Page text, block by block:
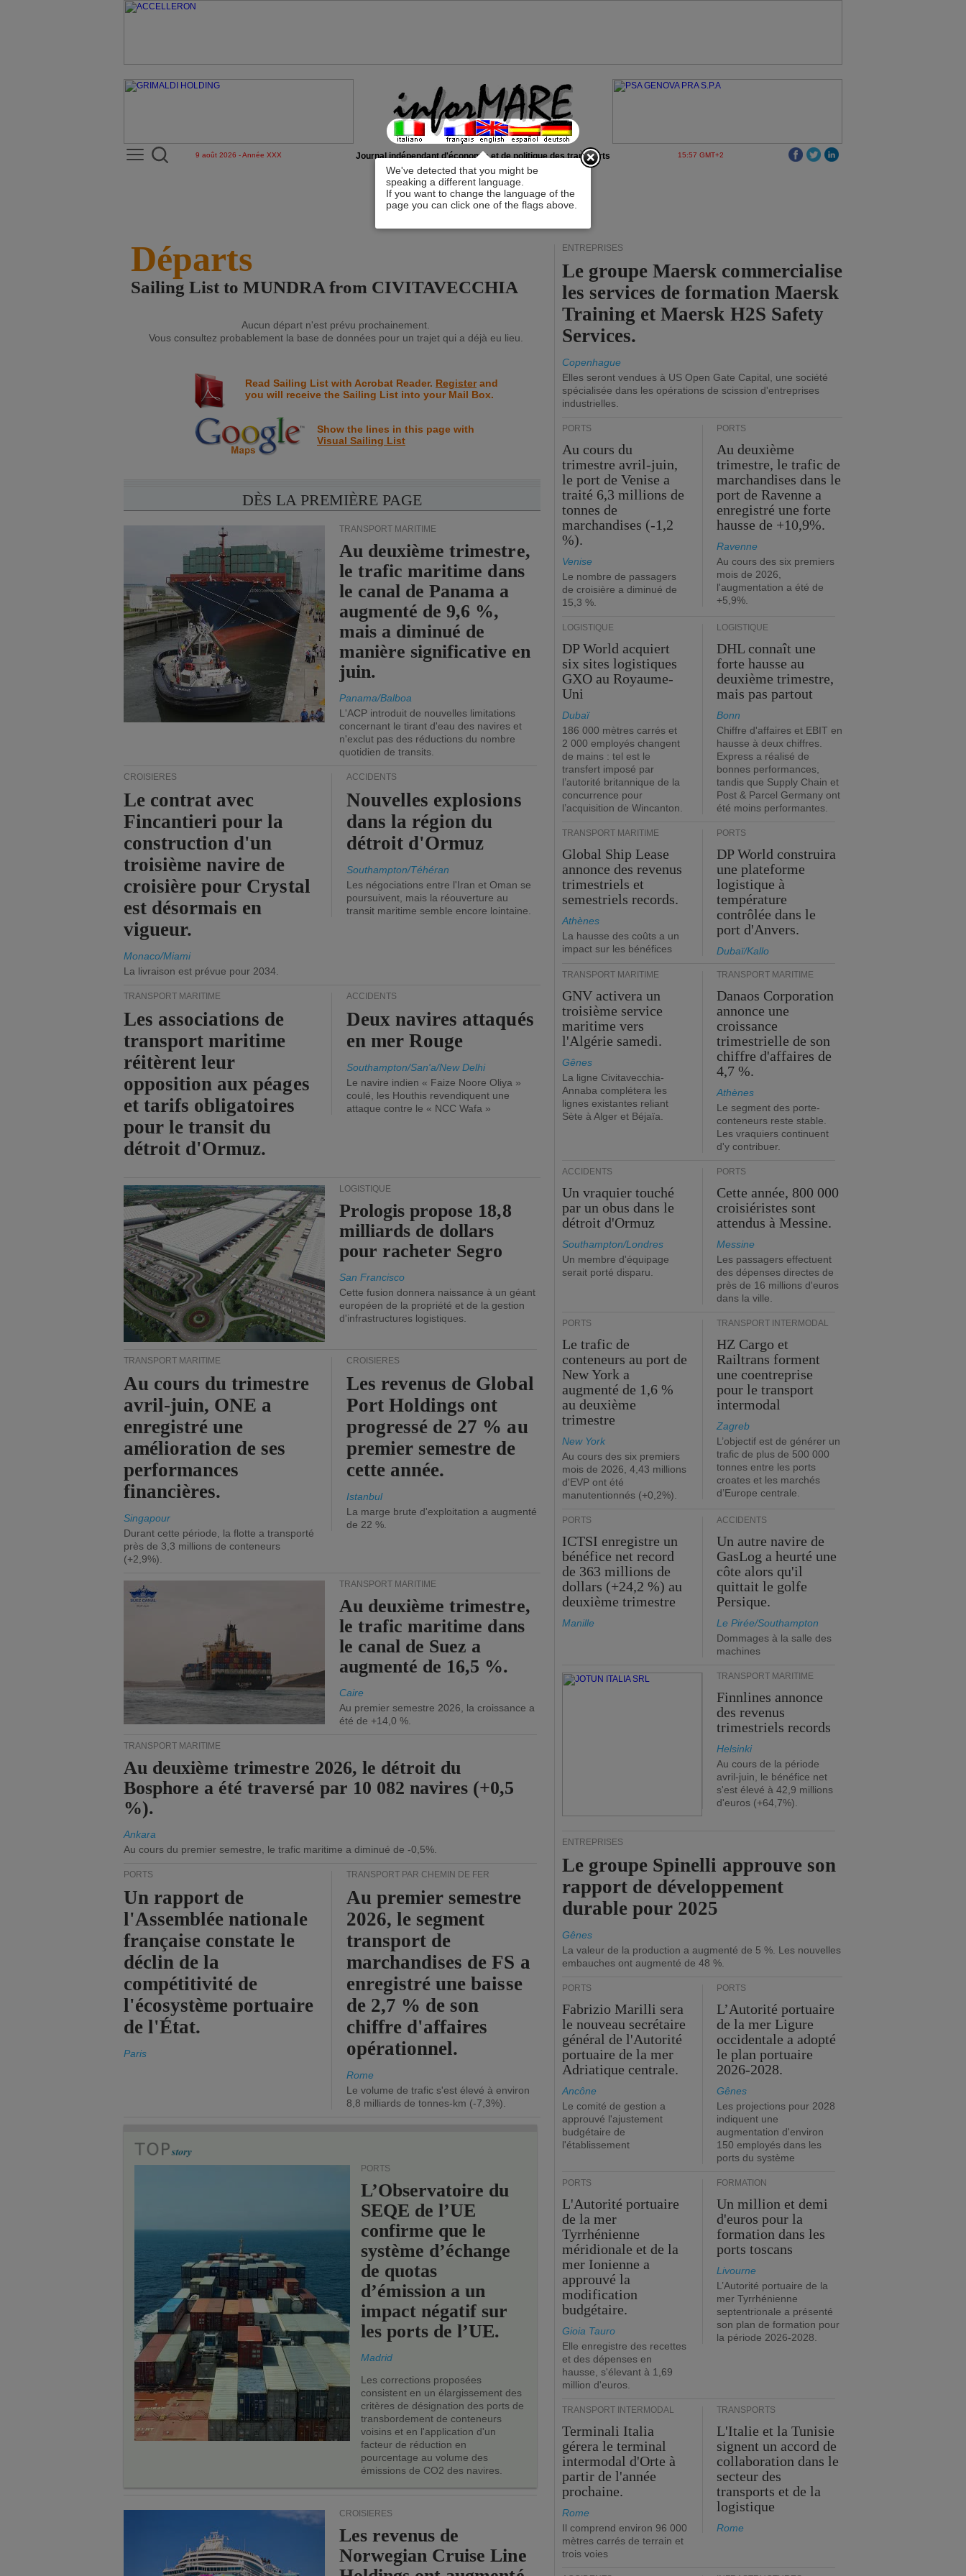
We've detected that you might be
speaking a different language.
If you want to change the language of the
page you can click one of the flags above.
x
9 août 2026 - Année XXX Journal indépendant d'économie et de politique des transports 15:57 GMT+2
Départs
Sailing List to MUNDRA from CIVITAVECCHIA
Aucun départ n'est prévu prochainement.
Vous consultez probablement la base de données pour un trajet qui a déjà eu lieu.
Read Sailing List with Acrobat Reader. Registerand
you will receive the Sailing List into your Mail Box.
Show the lines in this page with
Visual Sailing List
DÈS LA PREMIÈRE PAGE
TRANSPORT MARITIME
Au deuxième trimestre,
le trafic maritime dans
le canal de Panama a
augmenté de 9,6 %,
mais a diminué de
manière significative en
juin.
Panama/Balboa
L'ACP introduit de nouvelles limitations
concernant le tirant d'eau des navires et
n'exclut pas des réductions du nombre
quotidien de transits.
CROISIÈRES
Le contrat avec
Fincantieri pour la
construction d'un
troisième navire de
croisière pour Crystal
est désormais en
vigueur.
Monaco/Miami
La livraison est prévue pour 2034.
ACCIDENTS
Nouvelles explosions
dans la région du
détroit d'Ormuz
Southampton/Téhéran
Les négociations entre l'Iran et Oman se
poursuivent, mais la réouverture au
transit maritime semble encore lointaine.
TRANSPORT MARITIME
Les associations de
transport maritime
réitèrent leur
opposition aux péages
et tarifs obligatoires
pour le transit du
détroit d'Ormuz.
ACCIDENTS
Deux navires attaqués
en mer Rouge
Southampton/San'a/New Delhi
Le navire indien « Faize Noore Oliya »
coulé, les Houthis revendiquent une
attaque contre le « NCC Wafa »
LOGISTIQUE
Prologis propose 18,8
milliards de dollars
pour racheter Segro
San Francisco
Cette fusion donnera naissance à un géant
européen de la propriété et de la gestion
d'infrastructures logistiques.
TRANSPORT MARITIME
Au cours du trimestre
avril-juin, ONE a
enregistré une
amélioration de ses
performances
financières.
Singapour
Durant cette période, la flotte a transporté
près de 3,3 millions de conteneurs
(+2,9%).
CROISIÈRES
Les revenus de Global
Port Holdings ont
progressé de 27 % au
premier semestre de
cette année.
Istanbul
La marge brute d'exploitation a augmenté
de 22 %.
TRANSPORT MARITIME
Au deuxième trimestre,
le trafic maritime dans
le canal de Suez a
augmenté de 16,5 %.
Caire
Au premier semestre 2026, la croissance a
été de +14,0 %.
TRANSPORT MARITIME
Au deuxième trimestre 2026, le détroit du
Bosphore a été traversé par 10 082 navires (+0,5
%).
Ankara
Au cours du premier semestre, le trafic maritime a diminué de -0,5%.
PORTS
Un rapport de
l'Assemblée nationale
française constate le
déclin de la
compétitivité de
l'écosystème portuaire
de l'État.
Paris
TRANSPORT PAR CHEMIN DE FER
Au premier semestre
2026, le segment
transport de
marchandises de FS a
enregistré une baisse
de 2,7 % de son
chiffre d'affaires
opérationnel.
Rome
Le volume de trafic s'est élevé à environ
8,8 milliards de tonnes-km (-7,3%).
PORTS
L’Observatoire du
SEQE de l’UE
confirme que le
système d’échange
de quotas
d’émission a un
impact négatif sur
les ports de l’UE.
Madrid
Les corrections proposées
consistent en un élargissement des
critères de désignation des ports de
transbordement de conteneurs
voisins et en l'application d'un
facteur de réduction en
pourcentage au volume des
émissions de CO2 des navires.
CROISIÈRES
Les revenus de
Norwegian Cruise Line
ENTREPRISES
Le groupe Maersk commercialise
les services de formation Maersk
Training et Maersk H2S Safety
Services.
Copenhague
Elles seront vendues à US Open Gate Capital, une société
spécialisée dans les opérations de scission d'entreprises
industrielles.
PORTS
Au cours du
trimestre avril-juin,
le port de Venise a
traité 6,3 millions de
tonnes de
marchandises (-1,2
%).
Venise
Le nombre de passagers
de croisière a diminué de
15,3 %.
PORTS
Au deuxième
trimestre, le trafic de
marchandises dans le
port de Ravenne a
enregistré une forte
hausse de +10,9%.
Ravenne
Au cours des six premiers
mois de 2026,
l'augmentation a été de
+5,9%.
LOGISTIQUE
DP World acquiert
six sites logistiques
GXO au Royaume-
Uni
Dubaï
186 000 mètres carrés et
2 000 employés changent
de mains : tel est le
transfert imposé par
l’autorité britannique de la
concurrence pour
l’acquisition de Wincanton.
LOGISTIQUE
DHL connaît une
forte hausse au
deuxième trimestre,
mais pas partout
Bonn
Chiffre d'affaires et EBIT en
hausse à deux chiffres.
Express a réalisé de
bonnes performances,
tandis que Supply Chain et
Post & Parcel Germany ont
été moins performantes.
TRANSPORT MARITIME
Global Ship Lease
annonce des revenus
trimestriels et
semestriels records.
Athènes
La hausse des coûts a un
impact sur les bénéfices
PORTS
DP World construira
une plateforme
logistique à
température
contrôlée dans le
port d'Anvers.
Dubaï/Kallo
TRANSPORT MARITIME
GNV activera un
troisième service
maritime vers
l'Algérie samedi.
Gênes
La ligne Civitavecchia-
Annaba complétera les
lignes existantes reliant
Sète à Alger et Béjaïa.
TRANSPORT MARITIME
Danaos Corporation
annonce une
croissance
trimestrielle de son
chiffre d'affaires de
4,7 %.
Athènes
Le segment des porte-
conteneurs reste stable.
Les vraquiers continuent
d'y contribuer.
ACCIDENTS
Un vraquier touché
par un obus dans le
détroit d'Ormuz
Southampton/Londres
Un membre d'équipage
serait porté disparu.
PORTS
Cette année, 800 000
croisiéristes sont
attendus à Messine.
Messine
Les passagers effectuent
des dépenses directes de
près de 16 millions d'euros
dans la ville.
PORTS
Le trafic de
conteneurs au port de
New York a
augmenté de 1,6 %
au deuxième
trimestre
New York
Au cours des six premiers
mois de 2026, 4,43 millions
d'EVP ont été
manutentionnés (+0,2%).
TRANSPORT INTERMODAL
HZ Cargo et
Railtrans forment
une coentreprise
pour le transport
intermodal
Zagreb
L’objectif est de générer un
trafic de plus de 500 000
tonnes entre les ports
croates et les marchés
d’Europe centrale.
PORTS
ICTSI enregistre un
bénéfice net record
de 363 millions de
dollars (+24,2 %) au
deuxième trimestre
Manille
ACCIDENTS
Un autre navire de
GasLog a heurté une
côte alors qu'il
quittait le golfe
Persique.
Le Pirée/Southampton
Dommages à la salle des
machines
TRANSPORT MARITIME
Finnlines annonce
des revenus
trimestriels records
Helsinki
Au cours de la période
avril-juin, le bénéfice net
s'est élevé à 42,9 millions
d'euros (+64,7%).
ENTREPRISES
Le groupe Spinelli approuve son
rapport de développement
durable pour 2025
Gênes
La valeur de la production a augmenté de 5 %. Les nouvelles
embauches ont augmenté de 48 %.
PORTS
Fabrizio Marilli sera
le nouveau secrétaire
général de l'Autorité
portuaire de la mer
Adriatique centrale.
Ancône
Le comité de gestion a
approuvé l'ajustement
budgétaire de
l'établissement
PORTS
L’Autorité portuaire
de la mer Ligure
occidentale a adopté
le plan portuaire
2026-2028.
Gênes
Les projections pour 2028
indiquent une
augmentation d'environ
150 employés dans les
ports du système
PORTS
L'Autorité portuaire
de la mer
Tyrrhénienne
méridionale et de la
mer Ionienne a
approuvé la
modification
budgétaire.
Gioia Tauro
Elle enregistre des recettes
et des dépenses en
hausse, s'élevant à 1,69
million d'euros.
FORMATION
Un million et demi
d'euros pour la
formation dans les
ports toscans
Livourne
L’Autorité portuaire de la
mer Tyrrhénienne
septentrionale a présenté
son plan de formation pour
la période 2026-2028.
TRANSPORT INTERMODAL
Terminali Italia
gérera le terminal
intermodal d'Orte à
partir de l'année
prochaine.
Rome
Il comprend environ 96 000
mètres carrés de terrain et
trois voies
TRANSPORTS
L'Italie et la Tunisie
signent un accord de
collaboration dans le
secteur des
transports et de la
logistique
Rome